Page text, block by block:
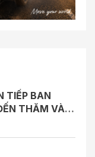
TIẾP BAN
THĂM VÀ